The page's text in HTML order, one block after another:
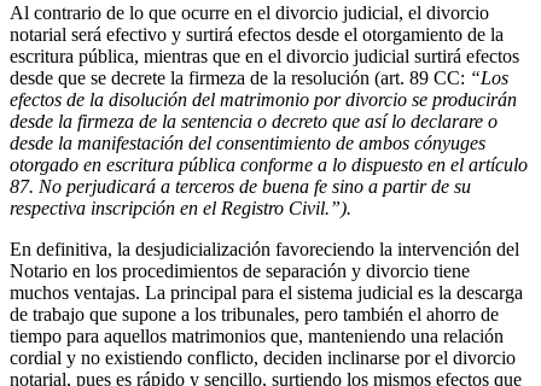
Al contrario de lo que ocurre en el divorcio judicial, el divorcio
notarial será efectivo y surtirá efectos desde el otorgamiento de la
escritura pública, mientras que en el divorcio judicial surtirá efectos
desde que se decrete la firmeza de la resolución (art. 89 CC: “Los
efectos de la disolución del matrimonio por divorcio se producirán
desde la firmeza de la sentencia o decreto que así lo declarare o
desde la manifestación del consentimiento de ambos cónyuges
otorgado en escritura pública conforme a lo dispuesto en el artículo
87. No perjudicará a terceros de buena fe sino a partir de su
respectiva inscripción en el Registro Civil.”).
En definitiva, la desjudicialización favoreciendo la intervención del
Notario en los procedimientos de separación y divorcio tiene
muchos ventajas. La principal para el sistema judicial es la descarga
de trabajo que supone a los tribunales, pero también el ahorro de
tiempo para aquellos matrimonios que, manteniendo una relación
cordial y no existiendo conflicto, deciden inclinarse por el divorcio
notarial, pues es rápido y sencillo, surtiendo los mismos efectos que